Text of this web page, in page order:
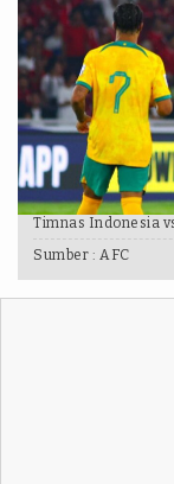
Timnas Indonesia
Sumber : AFC